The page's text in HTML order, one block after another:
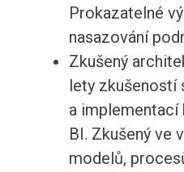
Prokazatelné
nasazování
Zkušený
lety zkušeností
a
BI. Zkušený ve
modelů,